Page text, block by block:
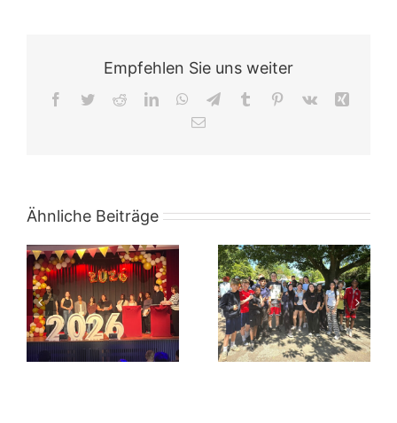
Empfehlen Sie uns weiter
Facebook
TwitterRedditLinkedInWhatsApp
TelegramTumblr Pinterest
Vk
E-
Ähnliche Beiträge